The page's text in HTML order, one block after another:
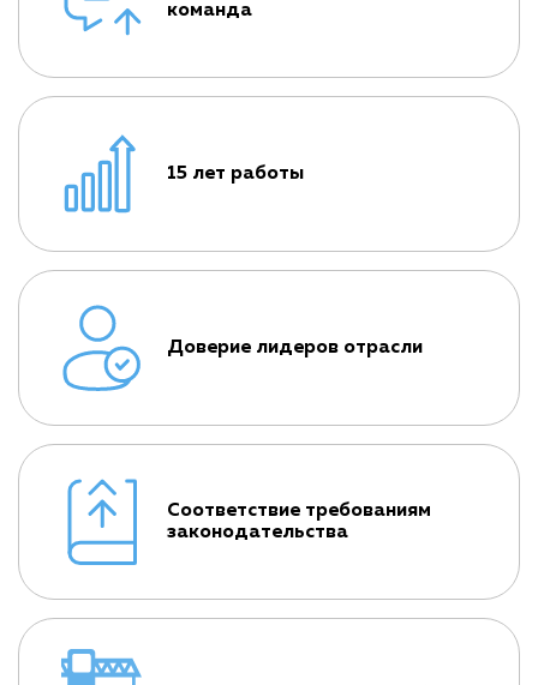
команда
15 лет работы
Доверие лидеров отрасли
Соответствие требованиям
законодательства